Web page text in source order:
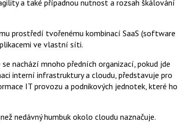
a také případnou nutnost a rozsah škálování
prostředí tvořenému kombinací SaaS (software
ve vlastní síti.
nachází mnoho předních organizací, pokud jde
interní infrastruktury a cloudu, představuje pro
IT provozu a podnikových jednotek, které ho
nedávný humbuk okolo cloudu naznačuje.